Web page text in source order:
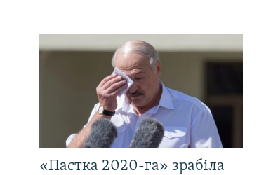
«Пастка 2020-га» зрабіла